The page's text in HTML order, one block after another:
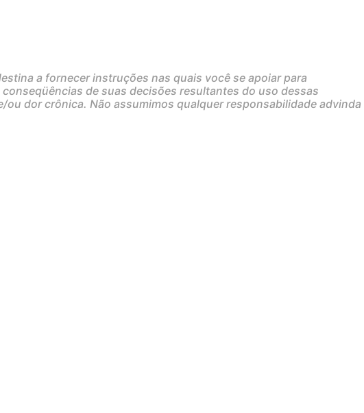
a fornecer instruções nas quais você se apoiar para
de suas decisões resultantes do uso dessas
dor crônica. Não assumimos qualquer responsabilidade advinda